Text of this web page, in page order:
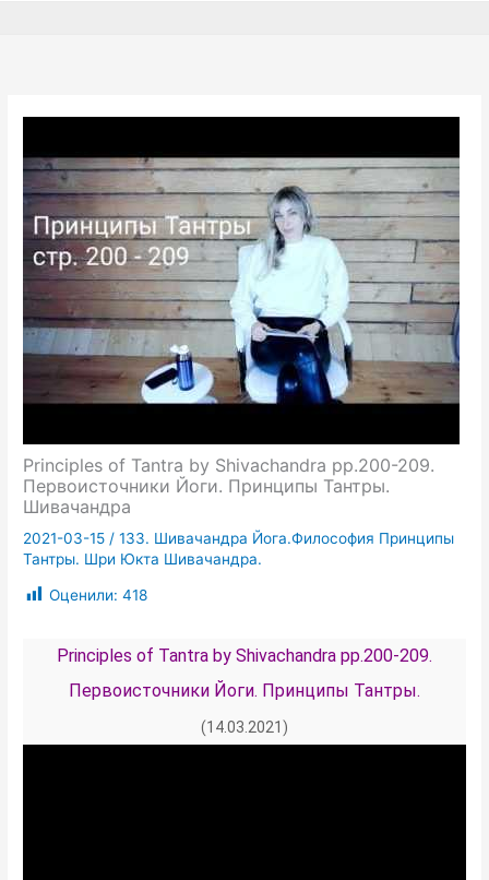
Principles of Tantra by Shivaсhandra pp.200-209.
Первоисточники Йоги. Принципы Тантры.
Шивачандра
2021-03-15 /133. Шивачандра Йога.Философия Принципы
Тантры. Шри Юкта Шивачандра.
Оценили: 418
Principles of Tantra by Shivaсhandra pp.200-209.
Первоисточники Йоги. Принципы Тантры.
Шивачандра.
(14.03.2021)